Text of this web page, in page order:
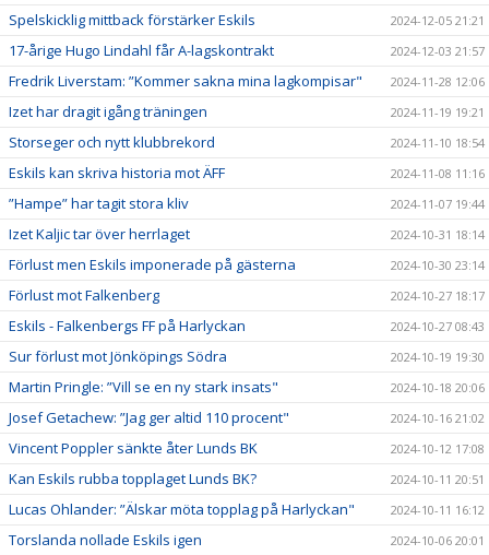
Spelskicklig mittback förstärker Eskils 2024-12-05 21:21
17-årige Hugo Lindahl får A-lagskontrakt 2024-12-03 21:57
Fredrik Liverstam: ”Kommer sakna mina lagkompisar" 2024-11-28 12:06
Izet har dragit igång träningen 2024-11-19 19:21
Storseger och nytt klubbrekord 2024-11-10 18:54
Eskils kan skriva historia mot ÄFF 2024-11-08 11:16
”Hampe” har tagit stora kliv 2024-11-07 19:44
Izet Kaljic tar över herrlaget 2024-10-31 18:14
Förlust men Eskils imponerade på gästerna 2024-10-30 23:14
Förlust mot Falkenberg 2024-10-27 18:17
Eskils - Falkenbergs FF på Harlyckan 2024-10-27 08:43
Sur förlust mot Jönköpings Södra 2024-10-19 19:30
Martin Pringle: ”Vill se en ny stark insats" 2024-10-18 20:06
Josef Getachew: ”Jag ger altid 110 procent" 2024-10-16 21:02
Vincent Poppler sänkte åter Lunds BK 2024-10-12 17:08
Kan Eskils rubba topplaget Lunds BK? 2024-10-11 20:51
Lucas Ohlander: ”Älskar möta topplag på Harlyckan" 2024-10-11 16:12
Torslanda nollade Eskils igen 2024-10-06 20:01